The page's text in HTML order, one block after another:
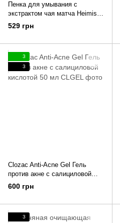
Пенка для умывания с
экстрактом чая матча Heimish
Matcha Biome Amino Acne
Cleansing Foam 150 мл
529 грн
3
3
Clozac Anti-Acne Gel Гель
против акне с салициловой
кислотой 50 мл
600 грн
3